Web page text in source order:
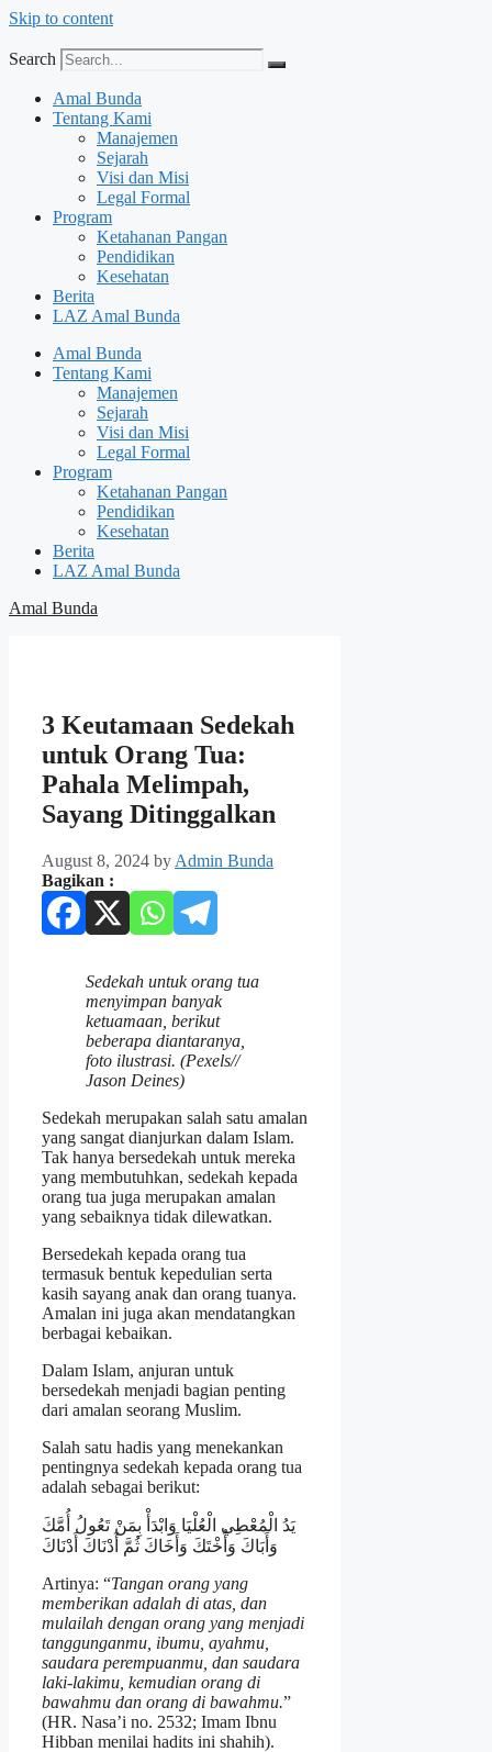
Skip to content
Search
Amal Bunda
Tentang Kami
Manajemen
Sejarah
Visi dan Misi
Legal Formal
Program
Ketahanan Pangan
Pendidikan
Kesehatan
Berita
LAZ Amal Bunda
Amal Bunda
Tentang Kami
Manajemen
Sejarah
Visi dan Misi
Legal Formal
Program
Ketahanan Pangan
Pendidikan
Kesehatan
Berita
LAZ Amal Bunda
Amal Bunda
3 Keutamaan Sedekah
untuk Orang Tua:
Pahala Melimpah,
Sayang Ditinggalkan
August 8, 2024 by Admin Bunda
Bagikan :
Sedekah untuk orang tua
menyimpan banyak
ketuamaan, berikut
beberapa diantaranya,
foto ilustrasi. (Pexels//
Jason Deines)
Sedekah merupakan salah satu amalan
yang sangat dianjurkan dalam Islam.
Tak hanya bersedekah untuk mereka
yang membutuhkan, sedekah kepada
orang tua juga merupakan amalan
yang sebaiknya tidak dilewatkan.
Bersedekah kepada orang tua
termasuk bentuk kepedulian serta
kasih sayang anak dan orang tuanya.
Amalan ini juga akan mendatangkan
berbagai kebaikan.
Dalam Islam, anjuran untuk
bersedekah menjadi bagian penting
dari amalan seorang Muslim.
Salah satu hadis yang menekankan
pentingnya sedekah kepada orang tua
adalah sebagai berikut:
يَدُ الْمُعْطِي الْعُلْيَا وَابْدَأْ بِمَنْ تَعُولُ أُمَّكَ
وَأَبَاكَ وَأُخْتَكَ وَأَخَاكَ ثُمَّ أَدْنَاكَ أَدْنَاكَ
Artinya: “Tangan orang yang
memberikan adalah di atas, dan
mulailah dengan orang yang menjadi
tanggunganmu, ibumu, ayahmu,
saudara perempuanmu, dan saudara
laki-lakimu, kemudian orang di
bawahmu dan orang di bawahmu.”
(HR. Nasa’i no. 2532; Imam Ibnu
Hibban menilai hadits ini shahih).